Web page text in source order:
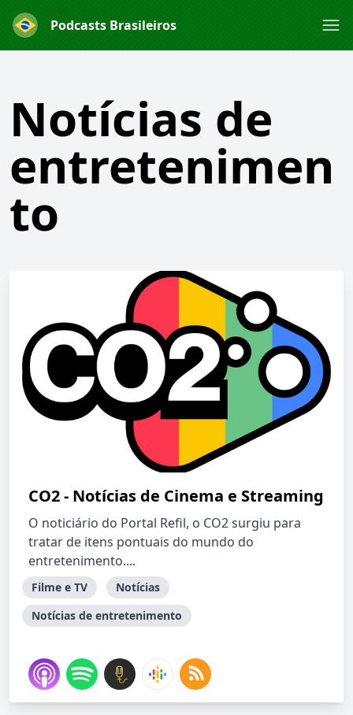
Podcasts Brasileiros
Notícias de
entretenimen
to
CO2 - Notícias de Cinema e Streaming
O noticiário do Portal Refil, o CO2 surgiu para
tratar de itens pontuais do mundo do
entretenimento....
Filme e TV
Notícias
Notícias de entretenimento